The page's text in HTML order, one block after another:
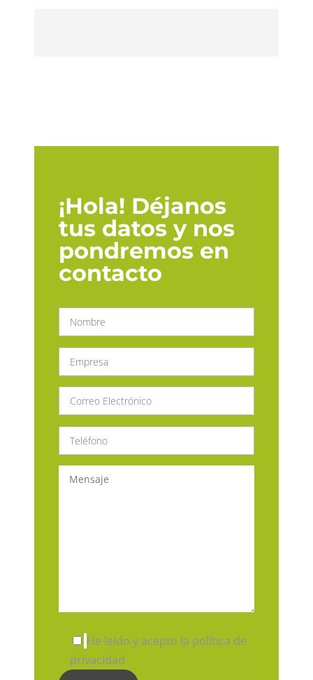
¡Hola! Déjanos
tus datos y nos
pondremos en
contacto
He leído y acepto la política de
privacidad